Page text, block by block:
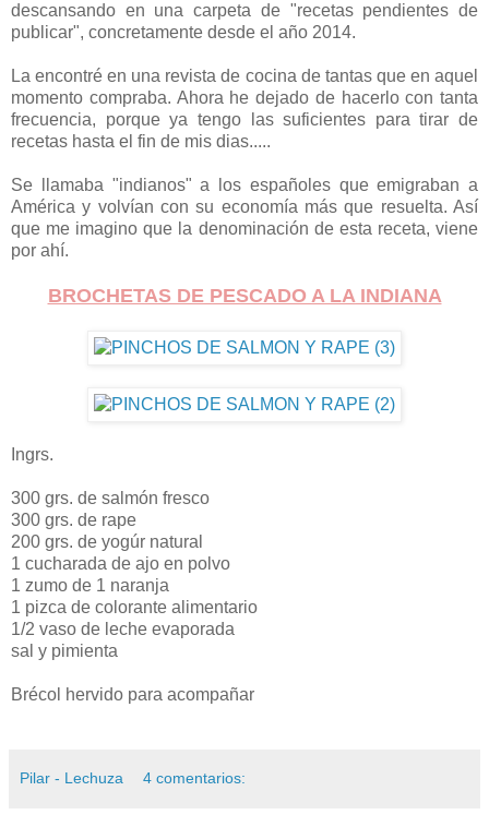
descansando en una carpeta de "recetas pendientes de
publicar", concretamente desde el año 2014.
La encontré en una revista de cocina de tantas que en aquel
momento compraba. Ahora he dejado de hacerlo con tanta
frecuencia, porque ya tengo las suficientes para tirar de
recetas hasta el fin de mis dias.....
Se llamaba "indianos" a los españoles que emigraban a
América y volvían con su economía más que resuelta. Así
que me imagino que la denominación de esta receta, viene
por ahí.
BROCHETAS DE PESCADO A LA INDIANA
Ingrs.
300 grs. de salmón fresco
300 grs. de rape
200 grs. de yogúr natural
1 cucharada de ajo en polvo
1 zumo de 1 naranja
1 pizca de colorante alimentario
1/2 vaso de leche evaporada
sal y pimienta
Brécol hervido para acompañar
Pilar - Lechuza 4 comentarios: